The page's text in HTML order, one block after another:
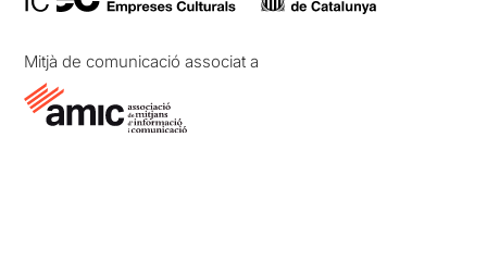
Mitjà de comunicació associat a